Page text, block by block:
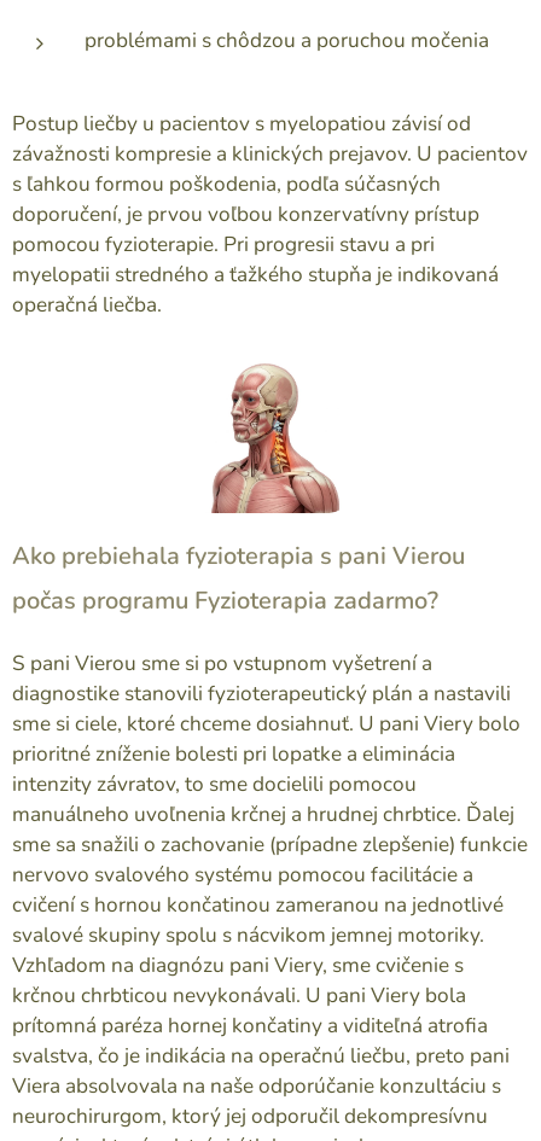
problémami s chôdzou a poruchou močenia
Postup liečby u pacientov s myelopatiou závisí od
závažnosti kompresie a klinických prejavov. U pacientov
s ľahkou formou poškodenia, podľa súčasných
doporučení, je prvou voľbou konzervatívny prístup
pomocou fyzioterapie. Pri progresii stavu a pri
myelopatii stredného a ťažkého stupňa je indikovaná
operačná liečba.
Ako prebiehala fyzioterapia s pani Vierou
počas programu Fyzioterapia zadarmo?
S pani Vierou sme si po vstupnom vyšetrení a
diagnostike stanovili fyzioterapeutický plán a nastavili
sme si ciele, ktoré chceme dosiahnuť. U pani Viery bolo
prioritné zníženie bolesti pri lopatke a eliminácia
intenzity závratov, to sme docielili pomocou
manuálneho uvoľnenia krčnej a hrudnej chrbtice. Ďalej
sme sa snažili o zachovanie (prípadne zlepšenie) funkcie
nervovo svalového systému pomocou facilitácie a
cvičení s hornou končatinou zameranou na jednotlivé
svalové skupiny spolu s nácvikom jemnej motoriky.
Vzhľadom na diagnózu pani Viery, sme cvičenie s
krčnou chrbticou nevykonávali. U pani Viery bola
prítomná paréza hornej končatiny a viditeľná atrofia
svalstva, čo je indikácia na operačnú liečbu, preto pani
Viera absolvovala na naše odporúčanie konzultáciu s
neurochirurgom, ktorý jej odporučil dekompresívnu